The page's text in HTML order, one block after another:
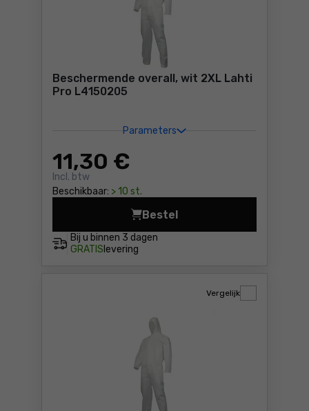
Beschermende overall, wit 2XL Lahti
Pro L4150205
Parameters
11,30 €
Incl. btw
Beschikbaar: > 10 st.
Bij u binnen 3 dagen
GRATIS levering
Bestel
Beschermende overall, wit
Vergelijk